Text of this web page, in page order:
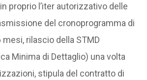
proprio l’iter autorizzativo delle
del cronoprogramma di
rilascio della STMD
Minima di Dettaglio) una volta
stipula del contratto di